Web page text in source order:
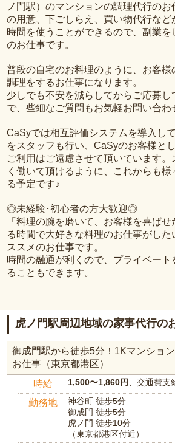
ノ門駅）のマンションの調理代行のお
の用意、下ごしらえ、買い物代行など
時間を使うことができるので、副業
のお仕事です。
普段の自宅のお料理のように、お客様
調理をするお仕事になります。
少しでも不安を減らしてからご応募し
で、些細なご質問もお気軽お問い合わ
CaSyでは相互評価システムを導入し
をスタッフも行い、CaSyのお客様と
ご利用はご遠慮させて頂いています。
く働いて頂けるように、これからも
る予定です♪
◎未経験･初心者の方大歓迎◎
「料理の腕を磨いて、お客様を喜ば
る時間で大好きな料理のお仕事がし
ススメのお仕事です。
時間の融通が利くので、プライベー
ることもできます。
虎ノ門駅周辺地域の家事代行の
御成門駅から徒歩5分！1Kマンショ
お仕事（東京都港区）
時給 1,500〜1,860円、交通費支
勤務地
神谷町 徒歩5分
御成門 徒歩5分
虎ノ門 徒歩10分
（東京都港区付近）